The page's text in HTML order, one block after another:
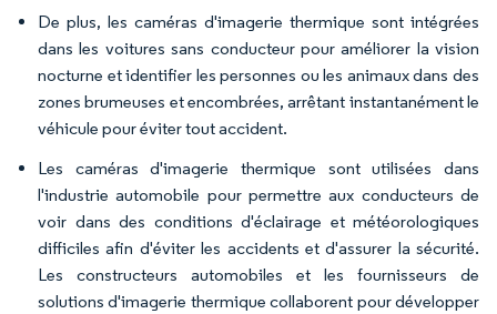
De plus, les caméras d'imagerie thermique sont intégrées
dans les voitures sans conducteur pour améliorer la vision
nocturne et identifier les personnes ou les animaux dans des
zones brumeuses et encombrées, arrêtant instantanément le
véhicule pour éviter tout accident.
Les caméras d'imagerie thermique sont utilisées dans
l'industrie automobile pour permettre aux conducteurs de
voir dans des conditions d'éclairage et météorologiques
difficiles afin d'éviter les accidents et d'assurer la sécurité.
Les constructeurs automobiles et les fournisseurs de
solutions d'imagerie thermique collaborent pour développer